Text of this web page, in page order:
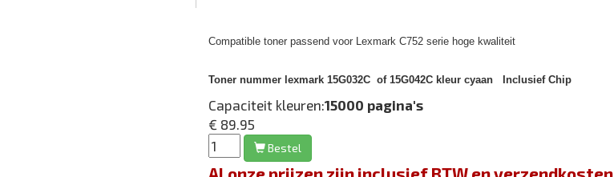
Compatible toner passend voor Lexmark C752 serie hoge kwaliteit
Toner nummer lexmark 15G032C of 15G042C kleur cyaan Inclusief Chip
Capaciteit kleuren:15000 pagina's
€ 89.95
Bestel